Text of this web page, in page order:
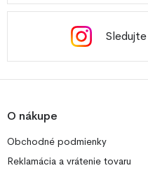
O nákupe
Obchodné podmienky
Reklamácia a vrátenie tovaru